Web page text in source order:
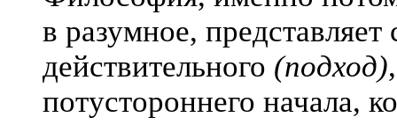
в разумное,
действительного (подход)
потустороннего начала,